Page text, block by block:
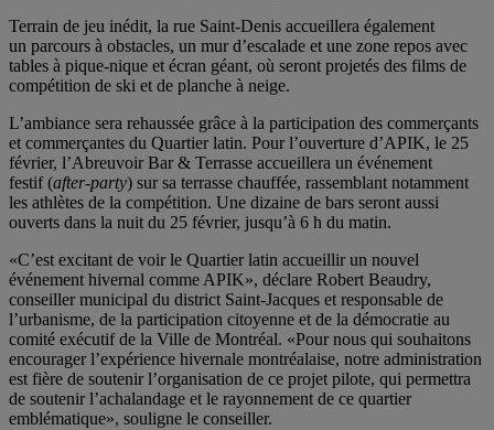
Terrain de jeu inédit, la rue Saint-Denis accueillera également
un parcours à obstacles, un mur d’escalade et une zone repos avec
tables à pique-nique et écran géant, où seront projetés des films de
compétition de ski et de planche à neige.
L’ambiance sera rehaussée grâce à la participation des commerçants
et commerçantes du Quartier latin. Pour l’ouverture d’APIK, le 25
février, l’Abreuvoir Bar & Terrasse accueillera un événement
festif (after-party) sur sa terrasse chauffée, rassemblant notamment
les athlètes de la compétition. Une dizaine de bars seront aussi
ouverts dans la nuit du 25 février, jusqu’à 6 h du matin.
«C’est excitant de voir le Quartier latin accueillir un nouvel
événement hivernal comme APIK», déclare Robert Beaudry,
conseiller municipal du district Saint-Jacques et responsable de
l’urbanisme, de la participation citoyenne et de la démocratie au
comité exécutif de la Ville de Montréal. «Pour nous qui souhaitons
encourager l’expérience hivernale montréalaise, notre administration
est fière de soutenir l’organisation de ce projet pilote, qui permettra
de soutenir l’achalandage et le rayonnement de ce quartier
emblématique», souligne le conseiller.